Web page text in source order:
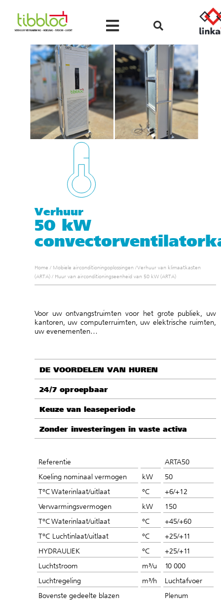
Verhuur
50 kW
Home / Mobiele airconditioningoplossingen /Verhuur van klimaatkasten
(ARTA) / Huur van airconditioningseenheid van 50 kW (ARTA)
Voor uw ontvangstruimten voor het grote publiek, uw
kantoren, uw computerruimten, uw elektrische ruimten,
uw evenementen…
DE VOORDELEN VAN HUREN
24/7 oproepbaar
Keuze van leaseperiode
Zonder investeringen in vaste activa
Referentie
ARTA50
Koeling nominaal vermogen
kW
50
T°C Waterinlaat/uitlaat
°C
+6/+12
Verwarmingsvermogen
kW
150
T°C Waterinlaat/uitlaat
°C
+45/+60
T°C Luchtinlaat/uitlaat
°C
+25/+11
HYDRAULIEK
°C
+25/+11
Luchtstroom
m³/u
10 000
Luchtregeling
m³/h
Luchtafvoer
Bovenste gedeelte blazen
Plenum